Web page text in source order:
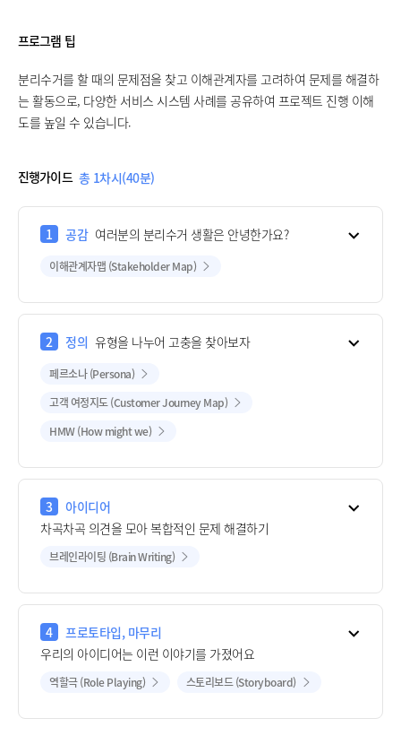
프로그램 팁
분리수거를 할 때의 문제점을 찾고 이해관계자를 고려하여 문제를 해결하
는 활동으로, 다양한 서비스 시스템 사례를 공유하여 프로젝트 진행 이해
도를 높일 수 있습니다.
진행가이드 총 1차시(40분)
1 공감 여러분의 분리수거 생활은 안녕한가요?
이해관계자맵 (Stakeholder Map)
2 정의 유형을 나누어 고충을 찾아보자
페르소나 (Persona)
고객 여정지도 (Customer Journey Map)
HMW (How might we)
3
아이디어
차곡차곡 의견을 모아 복합적인 문제 해결하기
브레인라이팅 (Brain Writing)
4
프로토타입, 마무리
우리의 아이디어는 이런 이야기를 가졌어요
역할극 (Role Playing) 스토리보드 (Storyboard)